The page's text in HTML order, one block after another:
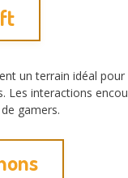
un terrain idéal
Les interactions
gamers.